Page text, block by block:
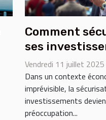
Comment
ses
dans un
volatile ?
Vendredi 11 juillet
Dans un contexte
imprévisible, la
investissements
préoccupation...